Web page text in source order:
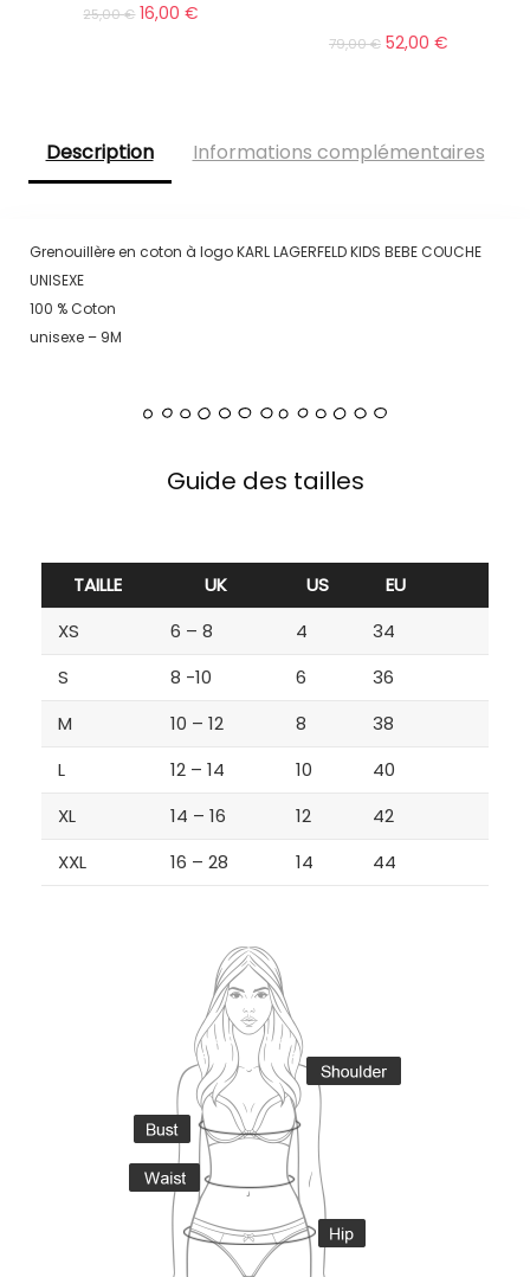
25,00€ 16,00€
79,00€ 52,00 €
Description Informations complémentaires
Grenouillère en coton à logo KARL LAGERFELD KIDS BEBE COUCHE
UNISEXE
100 % Coton
unisexe – 9M
Guide des tailles
TAILLE UK US
EU
XS
6 – 8 4
34
S
8 -10 6
36
M
10 – 12 8
38
L
12 – 14 10
40
XL
14 – 16 12
42
XXL
16 – 28 14 44